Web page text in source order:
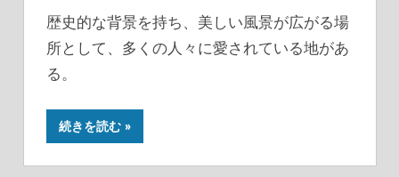
歴史的な背景を持ち、美しい風景が広がる場
所として、多くの人々に愛されている地があ
る。
続きを読む